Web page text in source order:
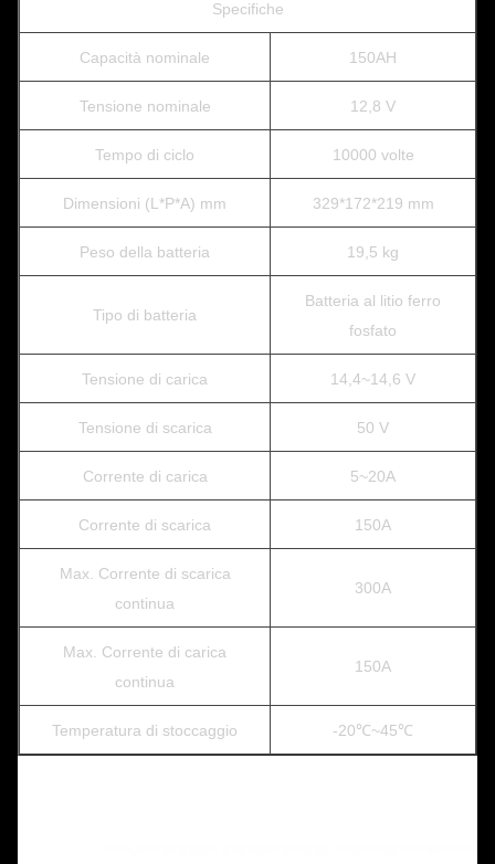
Specifiche
Capacità nominale 150AH
Tensione nominale 12,8 V
Tempo di ciclo 10000 volte
Dimensioni (L*P*A) mm 329*172*219 mm
Peso della batteria 19,5 kg
Tipo di batteria
Batteria al litio ferro
fosfato
Tensione di carica 14,4~14,6 V
Tensione di scarica 50 V
Corrente di carica 5~20A
Corrente di scarica 150A
Max. Corrente di scarica
continua
300A
Max. Corrente di carica
continua
150A
Temperatura di stoccaggio -20℃~45℃